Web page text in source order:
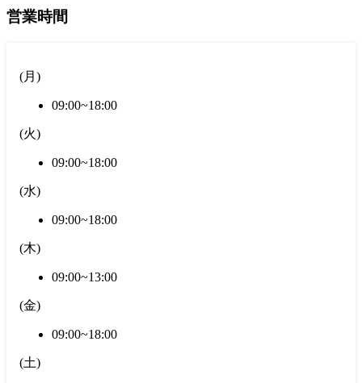
営業時間
(月 )
09:00~18:00
(火)
09:00~18:00
(水)
09:00~18:00
(木)
09:00~13:00
(金)
09:00~18:00
(土)